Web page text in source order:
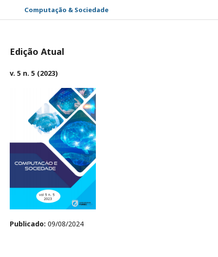
Computação & Sociedade
Edição Atual
v. 5 n. 5 (2023)
Publicado: 09/08/2024